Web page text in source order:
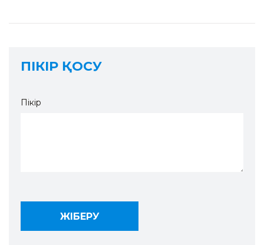
ПІКІР ҚОСУ
Пікір